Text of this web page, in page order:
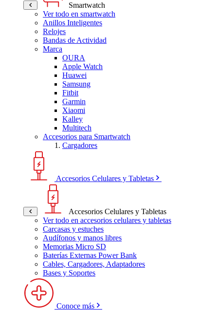
Smartwatch
Ver todo en smartwatch
Anillos Inteligentes
Relojes
Bandas de Actividad
Marca
OURA
Apple Watch
Huawei
Samsung
Fitbit
Garmin
Xiaomi
Kalley
Multitech
Accesorios para Smartwatch
Cargadores
Accesorios Celulares y Tabletas
Accesorios Celulares y Tabletas
Ver todo en accesorios celulares y tabletas
Carcasas y estuches
Audífonos y manos libres
Memorias Micro SD
Baterías Externas Power Bank
Cables, Cargadores, Adaptadores
Bases y Soportes
Conoce más